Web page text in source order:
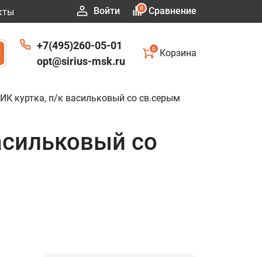
Войти Сравнение
0
+7(495)260-05-01
opt@sirius-msk.ru
Корзина
0
куртка, п/к васильковый со св.серым
со